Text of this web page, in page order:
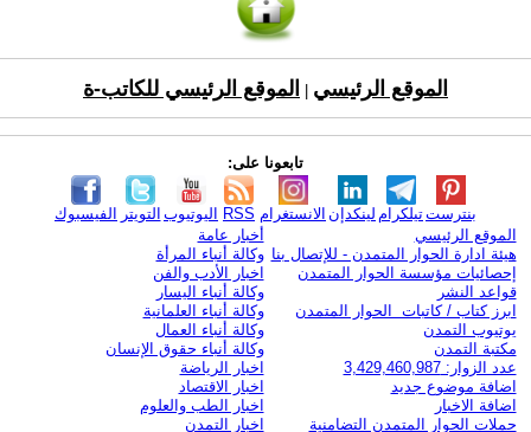
الموقع الرئيسي الموقع الرئيسي للكاتب-ة
تابعونا على:
الفيسبوك التويتر اليوتيوب RSS الانستغرام لينكدإن تيلكرامبنترست
الموقع الرئيسي
هيئة ادارة الحوار المتمدن - للإتصال بنا
إحصائيات مؤسسة الحوار المتمدن
قواعد النشر
ابرز كتاب / كاتبات الحوار المتمدن
يوتيوب التمدن
مكتبة التمدن
عدد الزوار: 3,429,460,987
اضافة موضوع جديد
اضافة الاخبار
حملات الحوار المتمدن التضامنية
أخبار عامة
وكالة أنباء المرأة
اخبار الأدب والفن
وكالة أنباء اليسار
وكالة أنباء العلمانية
وكالة أنباء العمال
وكالة أنباء حقوق الإنسان
اخبار الرياضة
اخبار الاقتصاد
اخبار الطب والعلوم
اخبار التمدن